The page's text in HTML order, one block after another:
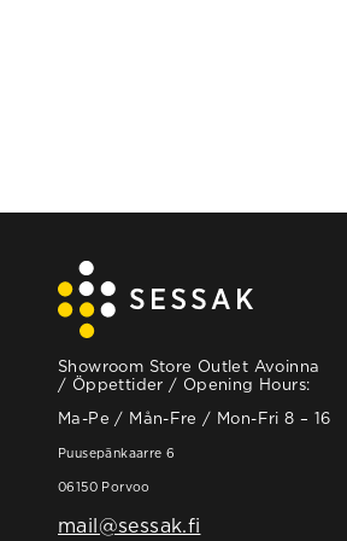
Showroom Store Outlet Avoinna
/ Öppettider / Opening Hours:
Ma-Pe / Mån-Fre / Mon-Fri 8 – 16
Puusepänkaarre 6
06150 Porvoo
mail@sessak.fi